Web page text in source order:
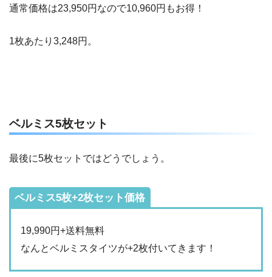
通常価格は23,950円なので10,960円もお得！
1枚あたり3,248円。
ベルミス5枚セット
最後に5枚セットではどうでしょう。
ベルミス5枚+2枚セット価格
19,990円+送料無料
なんとベルミスタイツが+2枚付いてきます！